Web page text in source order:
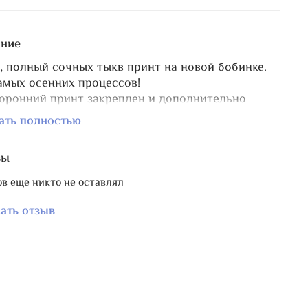
полный сочных тыкв принт на новой бобинке.
осенних процессов!
принт закреплен и дополнительно
вручную, не сотрется и не выцветет.
размер 10,5х4 см, прорези для закрепления
(d 3,5 мм) для подвешивания на кольцо
бобинки маячком\кистью.
полностью
еще никто не оставлял
отзыв